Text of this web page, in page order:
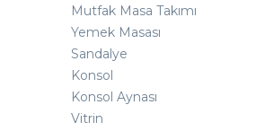
Mutfak Masa Takımı
Yemek Masası
Sandalye
Konsol
Konsol Aynası
Vitrin